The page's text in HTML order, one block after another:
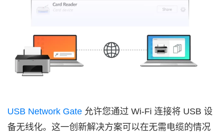
USB Network Gate 允许您通过 Wi‑Fi 连接将 USB 设
备无线化。这一创新解决方案可以在无需电缆的情况